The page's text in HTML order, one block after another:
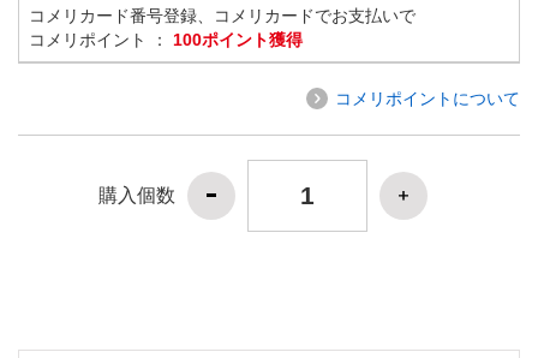
コメリカード番号登録、コメリカードでお支払いで
コメリポイント ： 100ポイント獲得
コメリポイントについて
購入個数